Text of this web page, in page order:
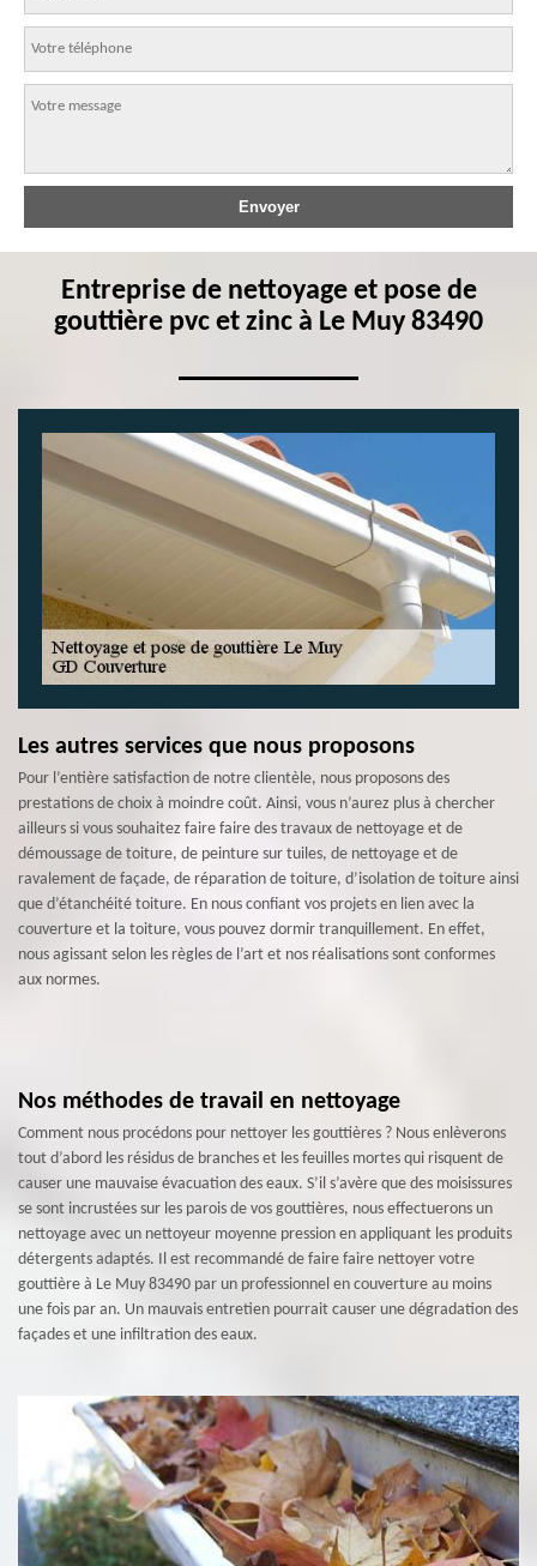
Entreprise de nettoyage et pose de
gouttière pvc et zinc à Le Muy 83490
Les autres services que nous proposons
Pour l’entière satisfaction de notre clientèle, nous proposons des
prestations de choix à moindre coût. Ainsi, vous n’aurez plus à chercher
ailleurs si vous souhaitez faire faire des travaux de nettoyage et de
démoussage de toiture, de peinture sur tuiles, de nettoyage et de
ravalement de façade, de réparation de toiture, d’isolation de toiture ainsi
que d’étanchéité toiture. En nous confiant vos projets en lien avec la
couverture et la toiture, vous pouvez dormir tranquillement. En effet,
nous agissant selon les règles de l’art et nos réalisations sont conformes
aux normes.
Nos méthodes de travail en nettoyage
Comment nous procédons pour nettoyer les gouttières ? Nous enlèverons
tout d’abord les résidus de branches et les feuilles mortes qui risquent de
causer une mauvaise évacuation des eaux. S’il s’avère que des moisissures
se sont incrustées sur les parois de vos gouttières, nous effectuerons un
nettoyage avec un nettoyeur moyenne pression en appliquant les produits
détergents adaptés. Il est recommandé de faire faire nettoyer votre
gouttière à Le Muy 83490 par un professionnel en couverture au moins
une fois par an. Un mauvais entretien pourrait causer une dégradation des
façades et une infiltration des eaux.